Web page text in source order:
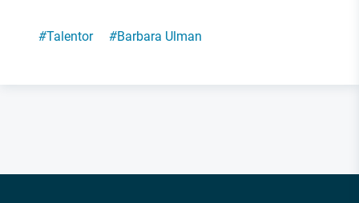
#Talentor #Barbara Ulman